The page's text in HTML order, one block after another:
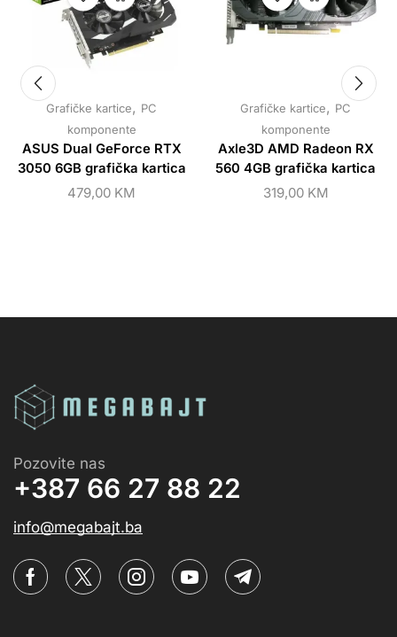
Grafičke kartice, PC
komponente
ASUS Dual GeForce RTX
3050 6GB grafička kartica
479,00 KM
Grafičke kartice, PC
komponente
Axle3D AMD Radeon RX
560 4GB grafička kartica
319,00 KM
Pozovite nas
+387 66 27 88 22
info@megabajt.ba